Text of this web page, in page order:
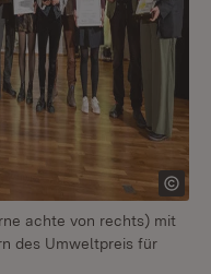
achte von rechts) mit
des Umweltpreis für